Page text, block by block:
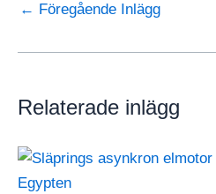
← Föregående Inlägg
Relaterade inlägg